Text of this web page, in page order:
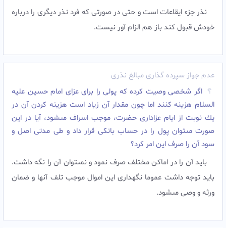
نذر جزء ایقاعات است و حتی در صورتی که فرد نذر دیگری را درباره
خودش قبول کند باز هم الزام آور نیست.
عدم جواز سپرده گذاری مبالغ نذری
اگر شخصى وصيت كرده كه پولى را براى عزاى امام حسين عليه‏
السلام هزينه كنند اما چون مقدار آن زياد است هزينه كردن آن در
يك نوبت از ايام عزادارى حضرت، موجب اسراف مى‏شود، آيا در اين
صورت مى‏توان پول را در حساب بانكى قرار داد و طى مدتى اصل و
سود آن را صرف اين امر كرد؟
بايد آن را در اماكن مختلف صرف نمود و نمى‏توان آن را نگه داشت.
بايد توجه داشت عموما نگه‏دارى اين اموال موجب تلف آنها و ضمان
ورثه و وصى مى‏شود.